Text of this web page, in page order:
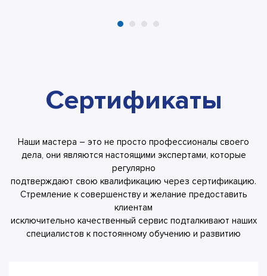
Сертификаты
Наши мастера – это не просто профессионалы своего
дела, они являются настоящими экспертами, которые
регулярно
подтверждают свою квалификацию через сертификацию.
Стремление к совершенству и желание предоставить
клиентам
исключительно качественный сервис подталкивают наших
специалистов к постоянному обучению и развитию